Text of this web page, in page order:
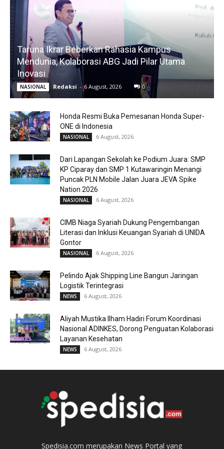
Taruna Ikrar Beberkan Rahasia Kampus
Mendunia, Kolaborasi ABG Jadi Pilar Utama
Inovasi
NASIONAL Redaksi - 6 August, 2026 0
Honda Resmi Buka Pemesanan Honda Super-
ONE di Indonesia
NASIONAL 6 August, 2026
Dari Lapangan Sekolah ke Podium Juara: SMP
KP Ciparay dan SMP 1 Kutawaringin Menangi
Puncak PLN Mobile Jalan Juara JEVA Spike
Nation 2026
NASIONAL 6 August, 2026
CIMB Niaga Syariah Dukung Pengembangan
Literasi dan Inklusi Keuangan Syariah di UNIDA
Gontor
NASIONAL 6 August, 2026
Pelindo Ajak Shipping Line Bangun Jaringan
Logistik Terintegrasi
NEWS 6 August, 2026
Aliyah Mustika Ilham Hadiri Forum Koordinasi
Nasional ADINKES, Dorong Penguatan Kolaborasi
Layanan Kesehatan
NEWS 6 August, 2026
Spedisia.com merupakan News Portal yang